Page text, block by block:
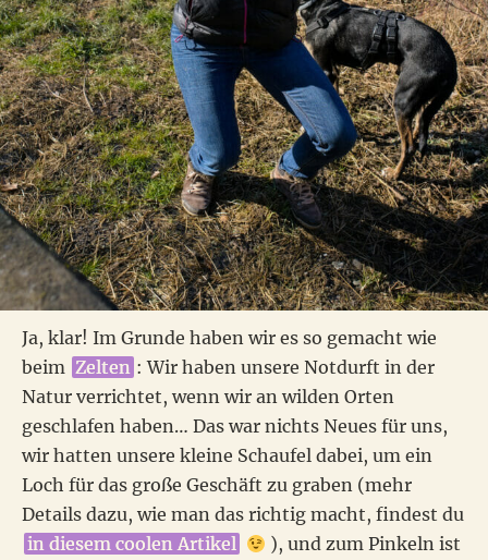
Ja, klar! Im Grunde haben wir es so gemacht wie
beim Zelten : Wir haben unsere Notdurft in der
Natur verrichtet, wenn wir an wilden Orten
geschlafen haben… Das war nichts Neues für uns,
wir hatten unsere kleine Schaufel dabei, um ein
Loch für das große Geschäft zu graben (mehr
Details dazu, wie man das richtig macht, findest du
in diesem coolen Artikel
), und zum Pinkeln ist